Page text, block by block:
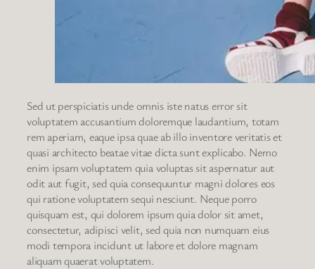
Sed ut perspiciatis unde omnis iste natus error sit
voluptatem accusantium doloremque laudantium, totam
rem aperiam, eaque ipsa quae ab illo inventore veritatis et
quasi architecto beatae vitae dicta sunt explicabo. Nemo
enim ipsam voluptatem quia voluptas sit aspernatur aut
odit aut fugit, sed quia consequuntur magni dolores eos
qui ratione voluptatem sequi nesciunt. Neque porro
quisquam est, qui dolorem ipsum quia dolor sit amet,
consectetur, adipisci velit, sed quia non numquam eius
modi tempora incidunt ut labore et dolore magnam
aliquam quaerat voluptatem.